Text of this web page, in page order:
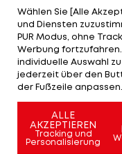
Vodeb/Fabjan
Valerie Teufl/
Quali-Runde
Montagnolli, die
Turnier bestreitet,
Doris und Steffi
Mehr zum
Wählen Sie [Alle
und Diensten
PUR Modus, ohne
Werbung
individuelle Auswahl
jederzeit über den
der Fußzeile anpassen.
ALLE
AKZEPTIEREN
Tracking und
Personalisierung